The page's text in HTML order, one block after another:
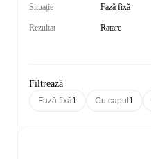
Situație Fază fixă
Rezultat Ratare
Filtrează
Fază fixă1 Cu capul 1